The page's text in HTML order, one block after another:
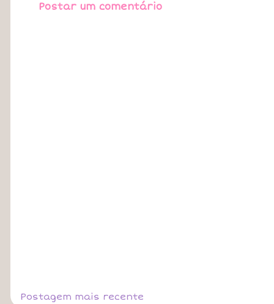
Postar um comentário
Postagem mais recente